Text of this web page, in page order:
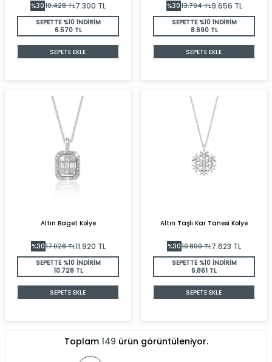
%3010.428TL7.300 TL
SEPETTE %10 İNDİRİM
6.570 TL
SEPETE EKLE
%3013.794TL9.656 TL
SEPETTE %10 İNDİRİM
8.690 TL
SEPETE EKLE
Altın Baget Kolye
%3017.028TL11.920 TL
SEPETTE %10 İNDİRİM
10.728 TL
SEPETE EKLE
Altın Taşlı Kar Tanesi Kolye
%3010.890TL7.623 TL
SEPETTE %10 İNDİRİM
6.861 TL
SEPETE EKLE
Toplam 149 ürün görüntüleniyor.